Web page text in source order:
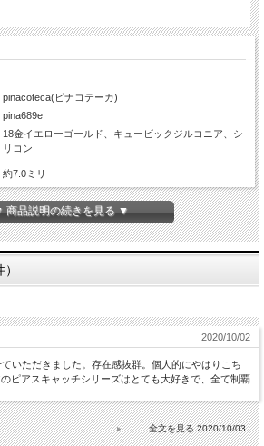
pinacoteca(ピナコテーカ)
pina689e
18金イエローゴールド、キュービックジルコニア、シ
リコン
約7.0ミリ
約4.7ミリ四方
約4.0ミリ
線径約0.6ミリから約0.7ミリのピアスポストにご利用
頂けます
-
-
日本
商品説明の続きを見る ▼
2020/10/02
いただきました。存在感抜群。個人的にやはりこち
ピアスキャッチシリーズはとても大好きで、全て制覇
2020/10/03